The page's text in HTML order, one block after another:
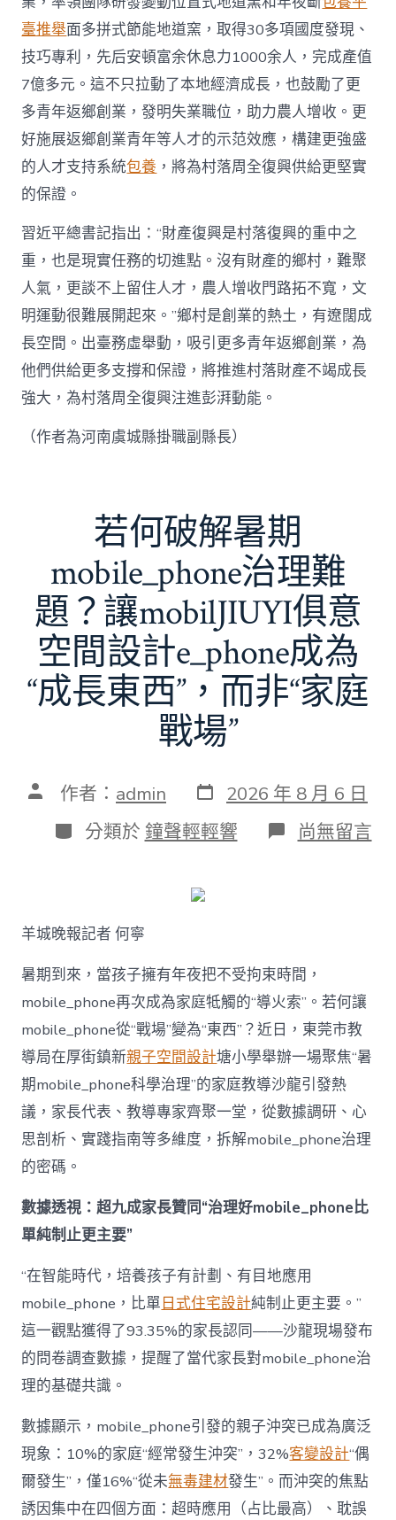
臺推舉面多拼式節能地道窯，取得30多項國度發現、
技巧專利，先后安頓富余休息力1000余人，完成產值
7億多元。這不只拉動了本地經濟成長，也鼓勵了更
多青年返鄉創業，發明失業職位，助力農人增收。更
好施展返鄉創業青年等人才的示范效應，構建更強盛
的人才支持系統包養 ，將為村落周全復興供給更堅實
的保證。
習近平總書記指出：“財產復興是村落復興的重中之
重，也是現實任務的切進點。沒有財產的鄉村，難聚
人氣，更談不上留住人才，農人增收門路拓不寬，文
明運動很難展開起來。”鄉村是創業的熱土，有遼闊成
長空間。出臺務虛舉動，吸引更多青年返鄉創業，為
他們供給更多支撐和保證，將推進村落財產不竭成長
強大，為村落周全復興注進彭湃動能。
（作者為河南虞城縣掛職副縣長）
若何破解暑期
mobile_phone治理難
題？讓mobilJIUYI俱意
空間設計e_phone成為
“成長東西”，而非“家庭
戰場”
文 作者： admin 發
表
日
期
2026 年 8 月 6 日
分
類
分類於 鐘聲輕輕響 在
〈若
治
理
難
題？
讓
mobilJIUYI
俱
意
空
間
設
成
為
東
西”，
而
非
“家
庭
中
尚無留言
羊城晚報記者 何寧
暑期到來，當孩子擁有年夜把不受拘束時間，
mobile_phone再次成為家庭牴觸的“導火索”。若何讓
mobile_phone從“戰場”變為“東西”？近日，東莞市教
導局在厚街鎮新親子空間設計塘小學舉辦一場聚焦“暑
期mobile_phone科學治理”的家庭教導沙龍引發熱
議，家長代表、教導專家齊聚一堂，從數據調研、心
思剖析、實踐指南等多維度，拆解mobile_phone治理
的密碼。
數據透視：超九成家長贊同“治理好mobile_phone比
單純制止更主要”
“在智能時代，培養孩子有計劃、有目地應用
mobile_phone，比單日式住宅設計純制止更主要。”
這一觀點獲得了93.35%的家長認同——沙龍現場發布
的問卷調查數據，提醒了當代家長對mobile_phone治
理的基礎共識。
數據顯示，mobile_phone引發的親子沖突已成為廣泛
現象：10%的家庭“經常發生沖突”，32%客變設計“偶
爾發生”，僅16%“從未無毒建材發生”。而沖突的焦點
誘因集中在四個方面：超時應用（占比最高）、耽誤